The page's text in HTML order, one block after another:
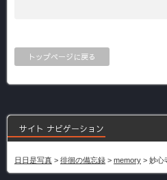
トップページに戻る
サイト ナビゲーション
日日是写真 > 徘徊の備忘録 > memory > 妙